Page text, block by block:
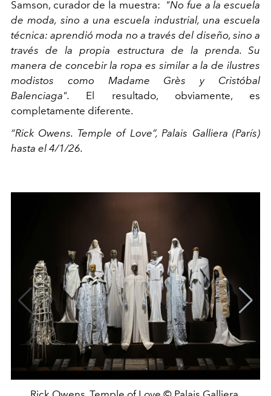
Samson, curador de la muestra: "No fue a la escuela
de moda, sino a una escuela industrial, una escuela
técnica: aprendió moda no a través del diseño, sino a
través de la propia estructura de la prenda. Su
manera de concebir la ropa es similar a la de ilustres
modistos como Madame Grès y Cristóbal
Balenciaga". El resultado, obviamente, es
completamente diferente.
“Rick Owens. Temple of Love”, Palais Galliera (París)
hasta el 4/1/26.